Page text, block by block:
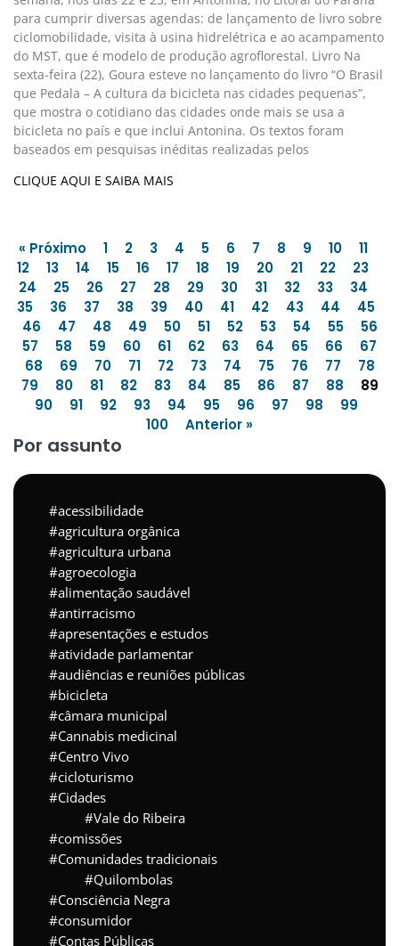
para cumprir diversas agendas: de lançamento de livro sobre
ciclomobilidade, visita à usina hidrelétrica e ao acampamento
do MST, que é modelo de produção agroflorestal. Livro Na
sexta-feira (22), Goura esteve no lançamento do livro “O Brasil
que Pedala – A cultura da bicicleta nas cidades pequenas”,
que mostra o cotidiano das cidades onde mais se usa a
bicicleta no país e que inclui Antonina. Os textos foram
baseados em pesquisas inéditas realizadas pelos
CLIQUE AQUI E SAIBA MAIS
« Próximo 1 2 3 4 5 6 7 8 9 10
11
12
13 14 15 16 17 18 19 20 21 22
23
24
25 26 27 28 29 30 31 32 33
34
35
36 37 38 39 40 41 42 43 44
45
46
47 48 49 50 51 52 53 54 55
56
57
58 59 60 61 62 63 64 65 66
67
68
69 70 71 72 73 74 75 76 77
78
79
80 81 82 83 84 85 86 87 88
89
90
91 92 93 94 95 96 97 98
99
100
Anterior »
Por assunto
acessibilidade
agricultura orgânica
agricultura urbana
agroecologia
alimentação saudável
antirracismo
apresentações e estudos
atividade parlamentar
audiências e reuniões públicas
bicicleta
câmara municipal
Cannabis medicinal
Centro Vivo
cicloturismo
Cidades
Vale do Ribeira
comissões
Comunidades tradicionais
Quilombolas
Consciência Negra
consumidor
Contas Públicas